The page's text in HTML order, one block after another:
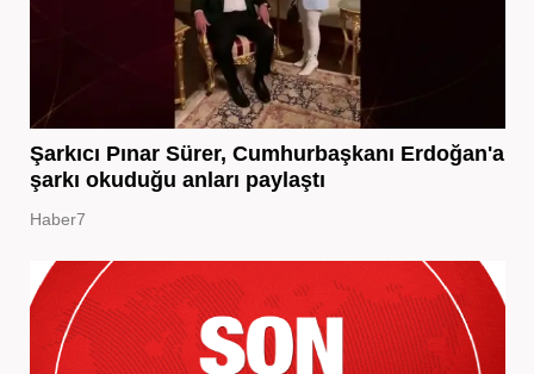
Şarkıcı Pınar Sürer, Cumhurbaşkanı Erdoğan'a
şarkı okuduğu anları paylaştı
Haber7